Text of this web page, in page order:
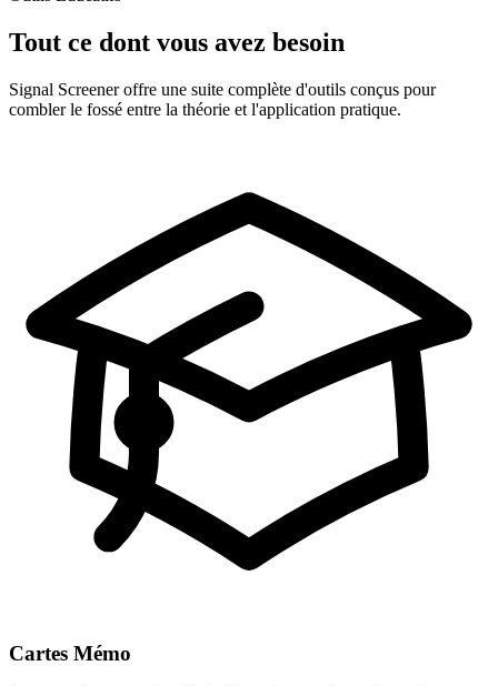
Tout ce dont vous avez besoin
Signal Screener offre une suite complète d'outils conçus pour
combler le fossé entre la théorie et l'application pratique.
Cartes Mémo